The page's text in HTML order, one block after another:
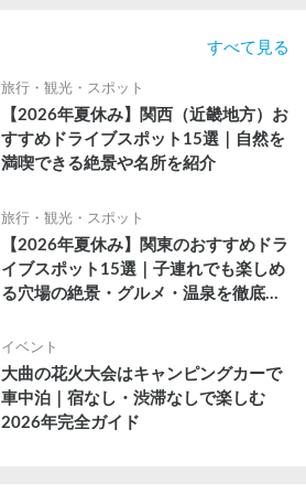
すべて見る
旅行・観光・スポット
【2026年夏休み】関西（近畿地方）お
すすめドライブスポット15選｜自然を
満喫できる絶景や名所を紹介
旅行・観光・スポット
【2026年夏休み】関東のおすすめドラ
イブスポット15選｜子連れでも楽しめ
る穴場の絶景・グルメ・温泉を徹底解
イベント
大曲の花火大会はキャンピングカーで
車中泊｜宿なし・渋滞なしで楽しむ
2026年完全ガイド